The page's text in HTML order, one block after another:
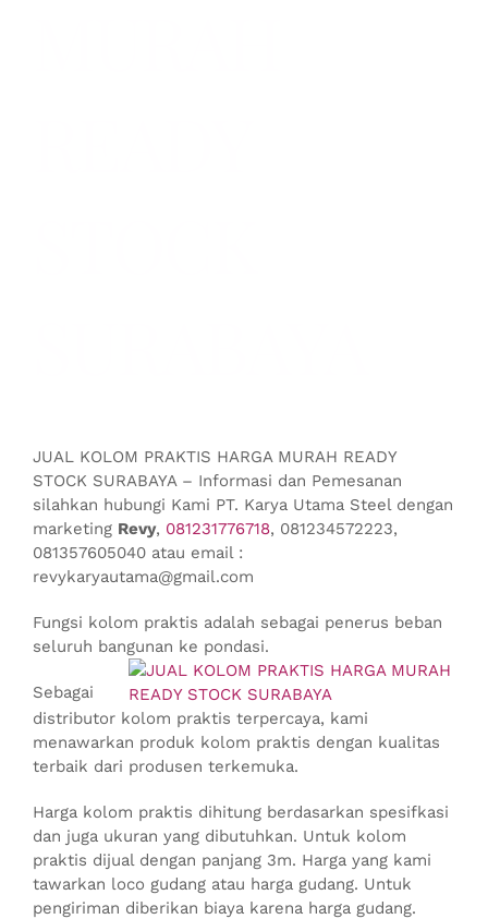
JUAL KOLOM PRAKTIS HARGA MURAH READY
STOCK SURABAYA – Informasi dan Pemesanan
silahkan hubungi Kami PT. Karya Utama Steel dengan
marketing Revy, 081231776718, 081234572223,
081357605040 atau email :
revykaryautama@gmail.com
Fungsi kolom praktis adalah sebagai penerus beban
seluruh bangunan ke pondasi.
Sebagai
distributor kolom praktis terpercaya, kami
menawarkan produk kolom praktis dengan kualitas
terbaik dari produsen terkemuka.
Harga kolom praktis dihitung berdasarkan spesifkasi
dan juga ukuran yang dibutuhkan. Untuk kolom
praktis dijual dengan panjang 3m. Harga yang kami
tawarkan loco gudang atau harga gudang. Untuk
pengiriman diberikan biaya karena harga gudang.